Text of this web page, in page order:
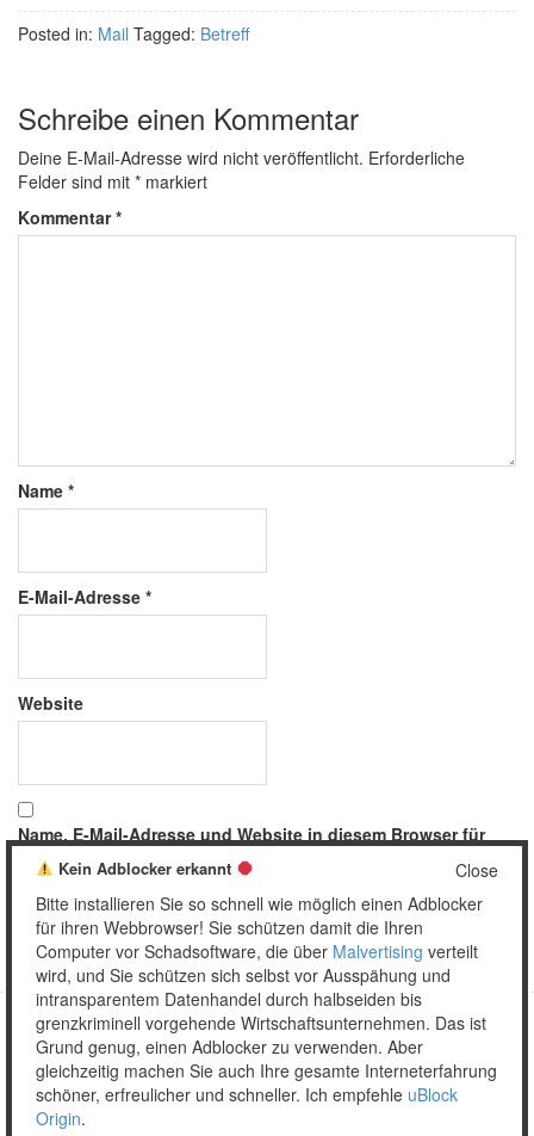
Posted in: Mail Tagged: Betreff
Schreibe einen Kommentar
Deine E-Mail-Adresse wird nicht veröffentlicht. Erforderliche
Felder sind mit * markiert
Kommentar*
Name *
E-Mail-Adresse *
Website
Name, E-Mail-Adresse und Website in diesem Browser für
meinen nächsten Kommentar speichern.
Copyright © 2026 Unser täglich Spam.
MobileWordPress Theme by themehall.com
Close
Kein Adblocker erkannt
Bitte installieren Sie so schnell wie möglich einen Adblocker
für ihren Webbrowser! Sie schützen damit die Ihren
Computer vor Schadsoftware, die über Malvertising verteilt
wird, und Sie schützen sich selbst vor Ausspähung und
intransparentem Datenhandel durch halbseiden bis
grenzkriminell vorgehende Wirtschaftsunternehmen. Das ist
Grund genug, einen Adblocker zu verwenden. Aber
gleichzeitig machen Sie auch Ihre gesamte Interneterfahrung
schöner, erfreulicher und schneller. Ich empfehle uBlock
Origin.